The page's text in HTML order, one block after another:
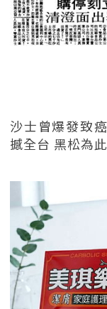
沙士曾爆發致
撼全台 黑松為